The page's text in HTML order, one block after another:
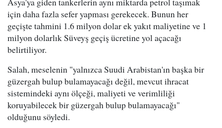
için daha fazla sefer yapması gerekecek. Bunun her
geçişte tahmini 1.6 milyon dolar ek yakıt maliyetine ve 1
milyon dolarlık Süveyş geçiş ücretine yol açacağı
belirtiliyor.
Salah, meselenin "yalnızca Suudi Arabistan'ın başka bir
güzergah bulup bulamayacağı değil, mevcut ihracat
sistemindeki aynı ölçeği, maliyeti ve verimliliği
koruyabilecek bir güzergah bulup bulamayacağı"
olduğunu söyledi.